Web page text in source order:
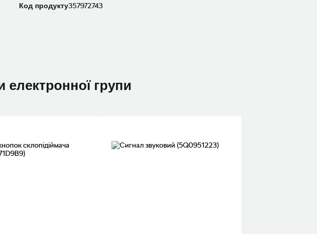
Код продукту357972743
електронної групи